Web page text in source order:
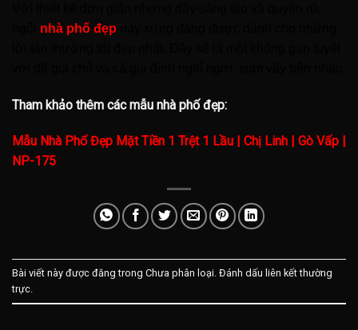
nhà phố đẹp
Tham khảo thêm các mẫu nhà phố đẹp:
Mẫu Nhà Phố Đẹp Mặt Tiền 1 Trệt 1 Lầu | Chị Linh | Gò Vấp |
NP-175
Bài viết này được đăng trong Chưa phân loại. Đánh dấu liên kết thường
trực